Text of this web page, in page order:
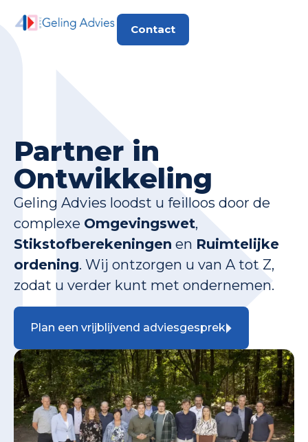
Contact
Partner in
Ontwikkeling
Geling Advies loodst u feilloos door de
complexe Omgevingswet,
Stikstofberekeningen en Ruimtelijke
ordening. Wij ontzorgen u van A tot Z,
zodat u verder kunt met ondernemen.
Plan een vrijblijvend adviesgesprek